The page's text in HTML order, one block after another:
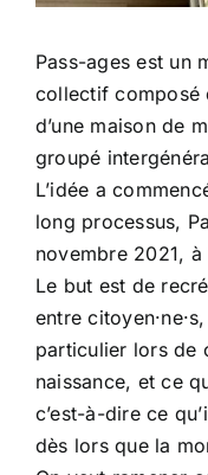
Pass-ages est un
collectif composé
d’une maison de
groupé
L’idée a
long processus,
novembre 2021, à
Le but est de
entre
particulier lors de
naissance, et ce
c’est-à-dire ce
dès lors que la